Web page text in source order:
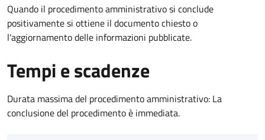
Quando il procedimento amministrativo si conclude
positivamente si ottiene il documento chiesto o
l'aggiornamento delle informazioni pubblicate.
Tempi e scadenze
Durata massima del procedimento amministrativo: La
conclusione del procedimento è immediata.